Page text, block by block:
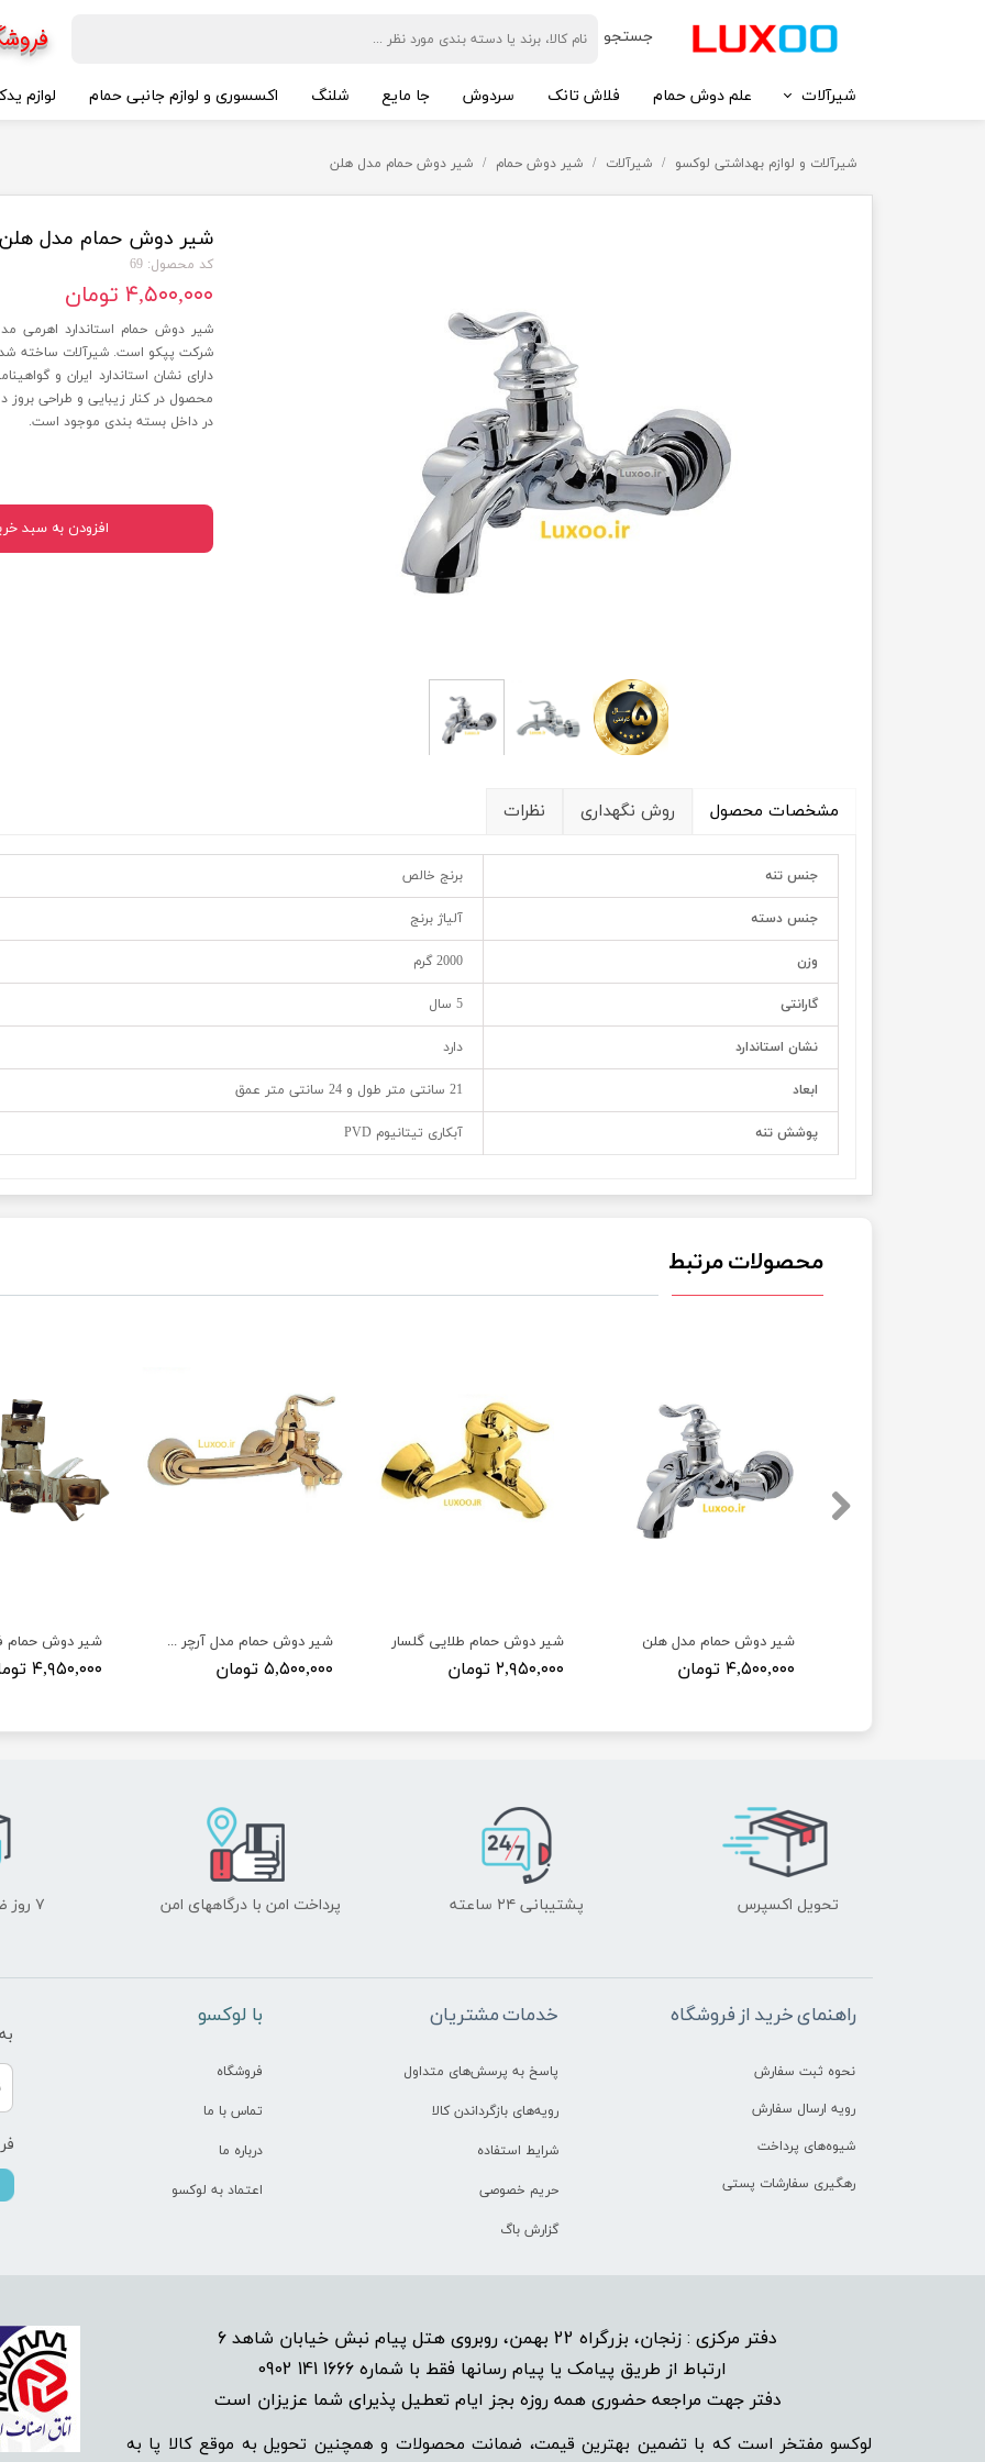
​جستجو
شیرآلات علم دوش حمام فلاش تانک سردوش جا مایع شلنگ اکسسوری و لوازم جانبی حمام لوازم
شیرآلات و لوازم بهداشتی لوکسو شیرآلات شیر دوش حمام شیر دوش حمام مدل هلن
شیر دوش حمام مدل هلن
کد محصول: 69
۴,۵۰۰,۰۰۰ تومان
شیر دوش حمام استاندارد اهرمی
محصول در کنار زیبایی و طراحی
در داخل بسته بندی موجود است.
افزودن به سبد
مشخصات محصول روش نگهداری نظرات
جنس تنه برنج خالص
جنس دسته آلیاژ برنج
وزن 2000 گرم
گارانتی 5 سال
نشان استاندارد دارد
ابعاد 21 سانتی متر طول و 24 سانتی متر عمق
پوشش تنه آبکاری تیتانیوم PVD
محصولات مرتبط
شیر دوش حمام
۴,۹۵۰,۰۰۰ تومان
شیر دوش حمام مدل آرچر طلایی
۵,۵۰۰,۰۰۰ تومان
شیر دوش حمام طلایی گلسار
۲,۹۵۰,۰۰۰ تومان
شیر دوش حمام مدل هلن
۴,۵۰۰,۰۰۰ تومان
دفتر مرکزی : زنجان، بزرگراه 22 بهمن، روبروی هتل پیام نبش خیابان شاهد 6
ارتباط از طریق پیامک یا پیام رسانها فقط با شماره 1666 141 0902
دفتر جهت مراجعه حضوری همه روزه بجز ایام تعطیل پذیرای شما عزیزان است​​​​​​​
لوکسو مفتخر است که با تضمین بهترین قیمت، ضمانت محصولات و همچنین تحویل به موقع کالا پا به
تحویل اکسپرس پشتیبانی ۲۴ ساعته پرداخت امن با درگاههای امن ۷ روز ضمانت بازگشت
راهنمای خرید از فروشگاه
نحوه ثبت سفارش
رویه ارسال سفارش
شیوه‌های پرداخت
رهگیری سفارشات پستی
خدمات مشتریان
پاسخ به پرسش‌های متداول
رویه‌های بازگرداندن کالا
شرایط استفاده
حریم خصوصی
گزارش باگ
​با لوکسو
فروشگاه
تماس با ما
درباره ما
اعتماد به لوکسو